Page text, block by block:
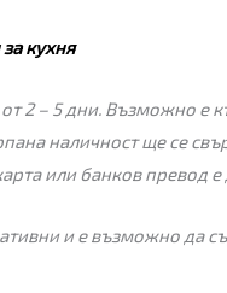
кухня
2 – 5 дни. Възможно е
наличност ще се
или банков превод
и е възможно да